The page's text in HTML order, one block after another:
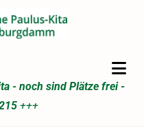
- noch sind Plätze frei -
+++